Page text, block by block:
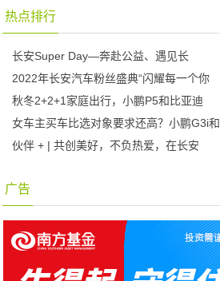
热点排行
长安Super Day—奔赴公益、遇见长
2022年长安汽车粉丝盛典“闪耀每一个你
秋冬2+2+1家庭出行，小鹏P5和比亚迪
女车主买车比选对象要求还高？小鹏G3i和
伙伴 + | 共创美好，不负热爱，在长安
广告